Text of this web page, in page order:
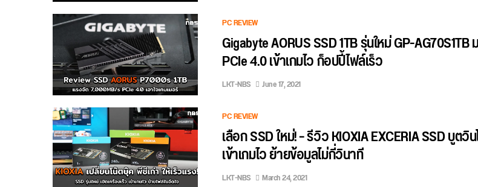
PC REVIEW
Gigabyte AORUS SSD 1TB รุ่นใหม่ GP-
PCIe 4.0 เข้าเกมไว ก็อปปี้ไฟล์เร็ว
LKT-NBS June 17, 2021
PC REVIEW
เลือก SSD ใหม่! – รีวิว KIOXIA EXCERIA SSD บูตวิ
เข้าเกมไว ย้ายข้อมูลไม่กี่วินาที
LKT-NBS March 24, 2021